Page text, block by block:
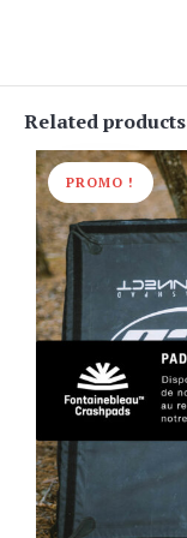
Related products
PROMO !